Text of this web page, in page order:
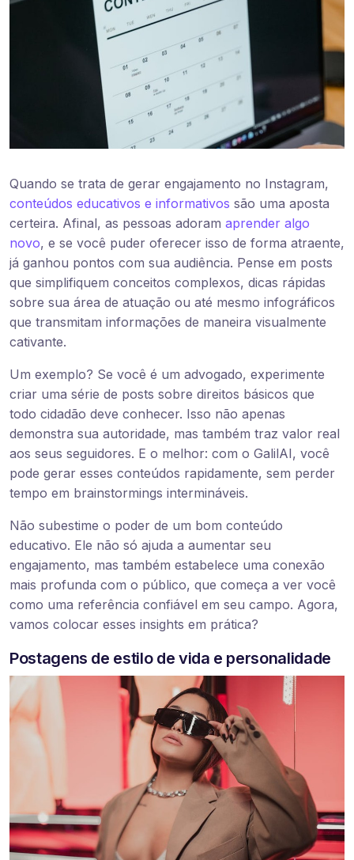
Quando se trata de gerar engajamento no Instagram,
conteúdos educativos e informativos são uma aposta
certeira. Afinal, as pessoas adoram aprender algo
novo, e se você puder oferecer isso de forma atraente,
já ganhou pontos com sua audiência. Pense em posts
que simplifiquem conceitos complexos, dicas rápidas
sobre sua área de atuação ou até mesmo infográficos
que transmitam informações de maneira visualmente
cativante.
Um exemplo? Se você é um advogado, experimente
criar uma série de posts sobre direitos básicos que
todo cidadão deve conhecer. Isso não apenas
demonstra sua autoridade, mas também traz valor real
aos seus seguidores. E o melhor: com o GalilAI, você
pode gerar esses conteúdos rapidamente, sem perder
tempo em brainstormings intermináveis.
Não subestime o poder de um bom conteúdo
educativo. Ele não só ajuda a aumentar seu
engajamento, mas também estabelece uma conexão
mais profunda com o público, que começa a ver você
como uma referência confiável em seu campo. Agora,
vamos colocar esses insights em prática?
Postagens de estilo de vida e personalidade